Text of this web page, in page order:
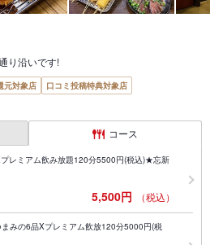
り沿いです!
元対象店
口コミ投稿特典対象店
コース
プレミアム飲み放題120分5500円(税込)★忘新
5,500円 （税込）
まみの6品Xプレミアム飲放120分5000円(税